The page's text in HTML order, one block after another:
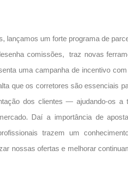
lançamos um forte programa de
comissões, traz novas
uma campanha de incentivo
que os corretores são essenciais
dos clientes — ajudando-os a
Daí a importância de
trazem um
nossas ofertas e melhorar